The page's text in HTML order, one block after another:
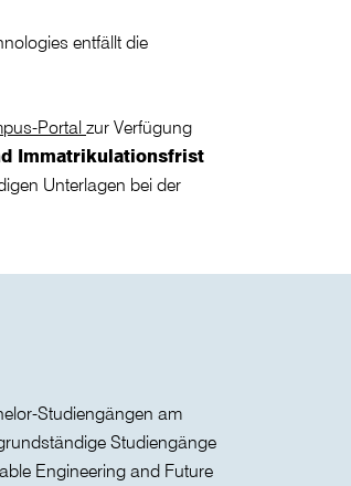
entfällt die
Portalzur Verfügung
Immatrikulationsfrist
Unterlagen bei der
Studiengängen am
Studiengänge
Engineering and Future